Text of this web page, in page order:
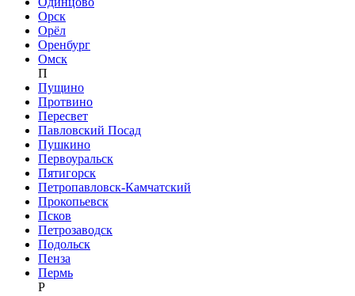
Орск
Орёл
Оренбург
Омск
П
Пущино
Протвино
Пересвет
Павловский Посад
Пушкино
Первоуральск
Пятигорск
Петропавловск-Камчатский
Прокопьевск
Псков
Петрозаводск
Подольск
Пенза
Пермь
Р